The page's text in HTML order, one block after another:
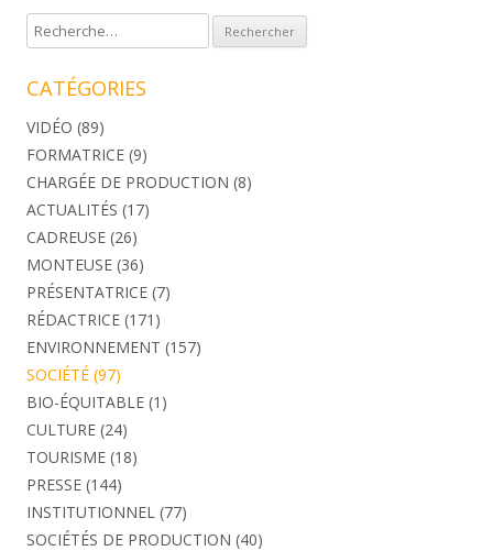
Rechercher :
CATÉGORIES
VIDÉO (89)
FORMATRICE (9)
CHARGÉE DE PRODUCTION (8)
ACTUALITÉS (17)
CADREUSE (26)
MONTEUSE (36)
PRÉSENTATRICE (7)
RÉDACTRICE (171)
ENVIRONNEMENT (157)
SOCIÉTÉ (97)
BIO-ÉQUITABLE (1)
CULTURE (24)
TOURISME (18)
PRESSE (144)
INSTITUTIONNEL (77)
SOCIÉTÉS DE PRODUCTION (40)